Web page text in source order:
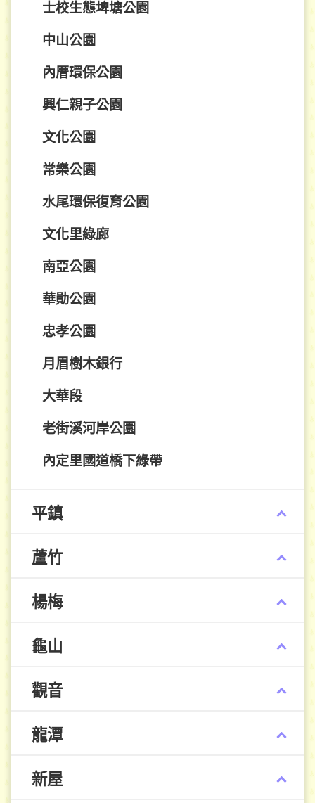
士校生態埤塘公園
中山公園
內厝環保公園
興仁親子公園
文化公園
常樂公園
水尾環保復育公園
文化里綠廊
南亞公園
華勛公園
忠孝公園
月眉樹木銀行
大華段
老街溪河岸公園
內定里國道橋下綠帶
平鎮
蘆竹
楊梅
龜山
觀音
龍潭
新屋